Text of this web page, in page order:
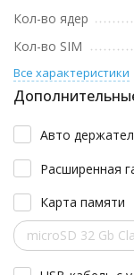
Кол-во ядер
Кол-во SIM
Все характеристики
Авто
Расширенная
Карта памяти
microSD 32 Gb